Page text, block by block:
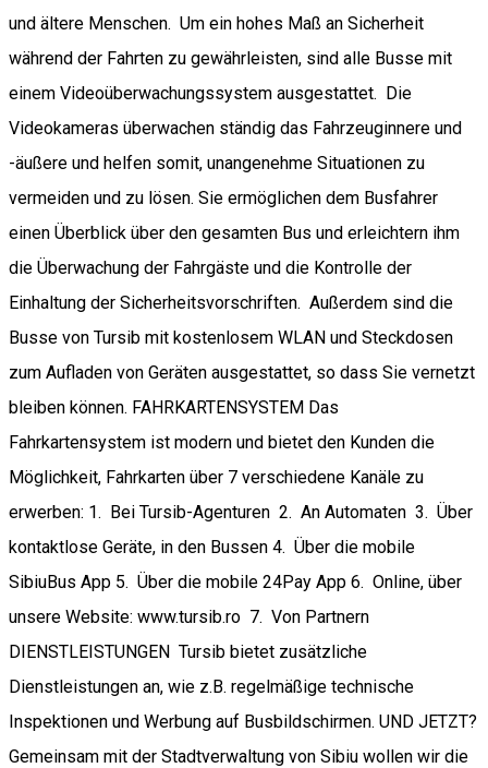
und ältere Menschen. Um ein hohes Maß an Sicherheit
während der Fahrten zu gewährleisten, sind alle Busse mit
einem Videoüberwachungssystem ausgestattet. Die
Videokameras überwachen ständig das Fahrzeuginnere und
-äußere und helfen somit, unangenehme Situationen zu
vermeiden und zu lösen. Sie ermöglichen dem Busfahrer
einen Überblick über den gesamten Bus und erleichtern ihm
die Überwachung der Fahrgäste und die Kontrolle der
Einhaltung der Sicherheitsvorschriften. Außerdem sind die
Busse von Tursib mit kostenlosem WLAN und Steckdosen
zum Aufladen von Geräten ausgestattet, so dass Sie vernetzt
bleiben können. FAHRKARTENSYSTEM Das
Fahrkartensystem ist modern und bietet den Kunden die
Möglichkeit, Fahrkarten über 7 verschiedene Kanäle zu
erwerben: 1. Bei Tursib-Agenturen 2. An Automaten 3. Über
kontaktlose Geräte, in den Bussen 4. Über die mobile
SibiuBus App 5. Über die mobile 24Pay App 6. Online, über
unsere Website: www.tursib.ro 7. Von Partnern
DIENSTLEISTUNGEN Tursib bietet zusätzliche
Dienstleistungen an, wie z.B. regelmäßige technische
Inspektionen und Werbung auf Busbildschirmen. UND JETZT?
Gemeinsam mit der Stadtverwaltung von Sibiu wollen wir die